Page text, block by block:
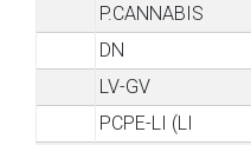
P.CANNABIS
DN
LV-GV
PCPE-LI (LI